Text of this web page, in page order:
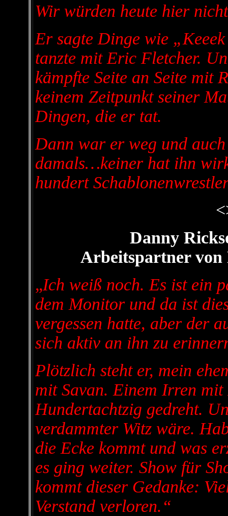
Wir würden heute hier
Er sagte Dinge wie
tanzte mit Eric Fletcher.
kämpfte Seite an Seite mit
keinem Zeitpunkt seiner
Dingen, die er tat.
Dann war er weg und
damals…keiner hat ihn
hundert
Danny
Arbeitspartner von
„Ich weiß noch. Es ist ein
dem Monitor und da ist
vergessen hatte, aber der
sich aktiv an ihn zu
Plötzlich steht er, mein
mit Savan. Einem Irren
Hundertachtzig gedreht.
verdammter Witz wäre.
die Ecke kommt und was
es ging weiter. Show für
kommt dieser Gedanke:
Verstand verloren.“